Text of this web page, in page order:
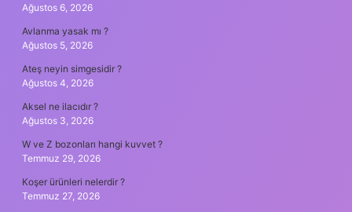
Ağustos 6, 2026
Avlanma yasak mı ?
Ağustos 5, 2026
Ateş neyin simgesidir ?
Ağustos 4, 2026
Aksel ne ilacıdır ?
Ağustos 3, 2026
W ve Z bozonları hangi kuvvet ?
Temmuz 29, 2026
Koşer ürünleri nelerdir ?
Temmuz 27, 2026